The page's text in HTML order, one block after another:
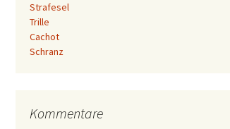
Strafesel
Trille
Cachot
Schranz
Kommentare